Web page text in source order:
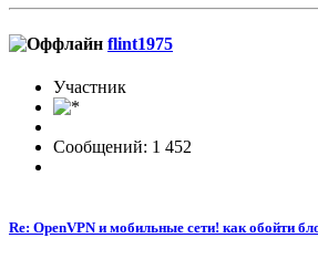
flint1975
Участник
Сообщений: 1 452
Re: OpenVPN и мобильные сети! как обойти